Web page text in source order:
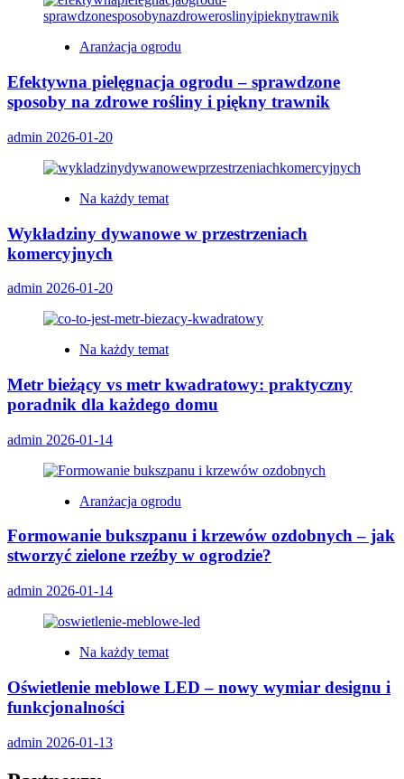
Aranżacja ogrodu
Efektywna pielęgnacja ogrodu – sprawdzone
sposoby na zdrowe rośliny i piękny trawnik
admin 2026-01-20
Na każdy temat
Wykładziny dywanowe w przestrzeniach
komercyjnych
admin 2026-01-20
Na każdy temat
Metr bieżący vs metr kwadratowy: praktyczny
poradnik dla każdego domu
admin 2026-01-14
Aranżacja ogrodu
Formowanie bukszpanu i krzewów ozdobnych – jak
stworzyć zielone rzeźby w ogrodzie?
admin 2026-01-14
Na każdy temat
Oświetlenie meblowe LED – nowy wymiar designu i
funkcjonalności
admin 2026-01-13